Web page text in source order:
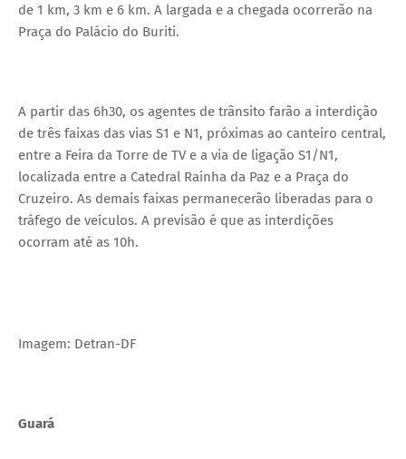
de 1 km, 3 km e 6 km. A largada e a chegada ocorrerão na
Praça do Palácio do Buriti.
A partir das 6h30, os agentes de trânsito farão a interdição
de três faixas das vias S1 e N1, próximas ao canteiro central,
entre a Feira da Torre de TV e a via de ligação S1/N1,
localizada entre a Catedral Rainha da Paz e a Praça do
Cruzeiro. As demais faixas permanecerão liberadas para o
tráfego de veículos. A previsão é que as interdições
ocorram até as 10h.
Imagem: Detran-DF
Guará